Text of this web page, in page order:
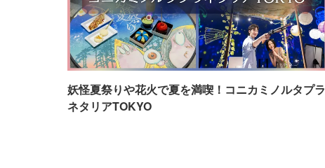
妖怪夏祭りや花火で夏を満喫！コニカミノルタプラ
ネタリアTOKYO